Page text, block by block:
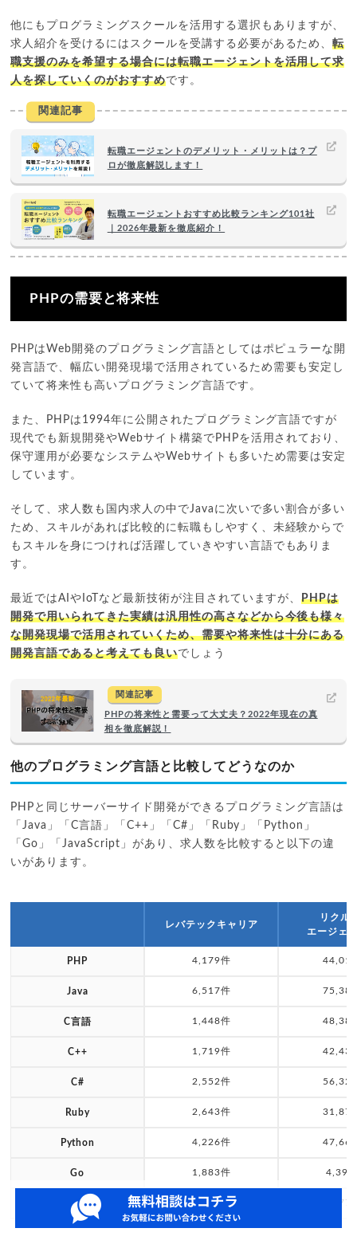
他にもプログラミングスクールを活用する選択もありますが、
求人紹介を受けるにはスクールを受講する必要があるため、転
職支援のみを希望する場合には転職エージェントを活用して求
人を探していくのがおすすめです。
関連記事
転職エージェントのデメリット・メリットは？プ
ロが徹底解説します！
転職エージェントおすすめ比較ランキング101社
｜2026年最新を徹底紹介！
PHPの需要と将来性
PHPはWeb開発のプログラミング言語としてはポピュラーな開
発言語で、幅広い開発現場で活用されているため需要も安定し
ていて将来性も高いプログラミング言語です。
また、PHPは1994年に公開されたプログラミング言語ですが
現代でも新規開発やWebサイト構築でPHPを活用されており、
保守運用が必要なシステムやWebサイトも多いため需要は安定
しています。
そして、求人数も国内求人の中でJavaに次いで多い割合が多い
ため、スキルがあれば比較的に転職もしやすく、未経験からで
もスキルを身につければ活躍していきやすい言語でもありま
す。
最近ではAIやIoTなど最新技術が注目されていますが、PHPは
開発で用いられてきた実績は汎用性の高さなどから今後も様々
な開発現場で活用されていくため、需要や将来性は十分にある
開発言語であると考えても良いでしょう
関連記事
PHPの将来性と需要って大丈夫？2022年現在の真
相を徹底解説！
他のプログラミング言語と比較してどうなのか
PHPと同じサーバーサイド開発ができるプログラミング言語は
「Java」「C言語」「C++」「C#」「Ruby」「Python」
「Go」「JavaScript」があり、求人数を比較すると以下の違
いがあります。
レバテックキャリア
リクル
エージェ
PHP 4,179件
Java 6,517件
C言語 1,448件
C++ 1,719件
C# 2,552件
Ruby 2,643件
Python 4,226件
Go 1,883件 4,396
JavaScript 4507